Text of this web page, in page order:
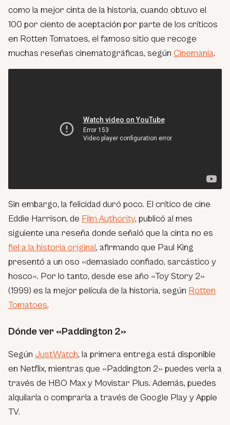
como la mejor cinta de la historia, cuando obtuvo el
100 por ciento de aceptación por parte de los críticos
en Rotten Tomatoes, el famoso sitio que recoge
muchas reseñas cinematográficas, según Cinemanía.
Sin embargo, la felicidad duró poco. El crítico de cine
Eddie Harrison, de Film Authority, publicó al mes
siguiente una reseña donde señaló que la cinta no es
fiel a la historia original, afirmando que Paul King
presentó a un oso «demasiado confiado, sarcástico y
hosco». Por lo tanto, desde ese año «Toy Story 2»
(1999) es la mejor película de la historia, según Rotten
Tomatoes.
Dónde ver «Paddington 2»
Según JustWatch, la primera entrega está disponible
en Netflix, mientras que «Paddington 2» puedes verla a
través de HBO Max y Movistar Plus. Además, puedes
alquilarla o comprarla a través de Google Play y Apple
TV.